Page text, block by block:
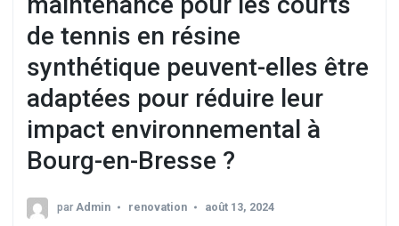
de tennis en résine
synthétique peuvent-elles être
adaptées pour réduire leur
impact environnemental à
Bourg-en-Bresse ?
parAdmin renovation août 13, 2024